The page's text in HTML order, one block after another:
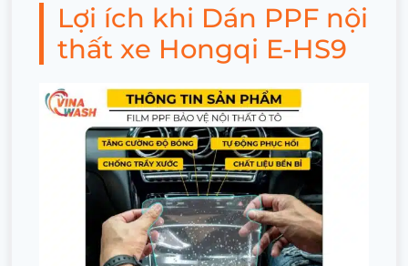
Lợi ích khi Dán PPF nội
thất xe Hongqi E-HS9